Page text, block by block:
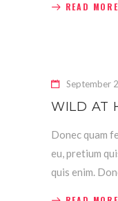
READ MORE
September
WILD AT
Donec quam
eu, pretium
quis enim.